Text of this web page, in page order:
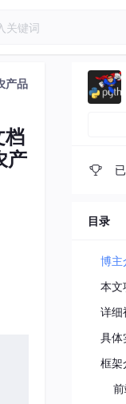
产品
产
目录
博主
本文
详细
具体
框架